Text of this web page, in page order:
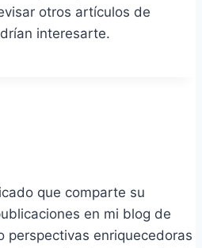
otros artículos de
interesarte.
que comparte su
en mi blog de
perspectivas enriquecedoras